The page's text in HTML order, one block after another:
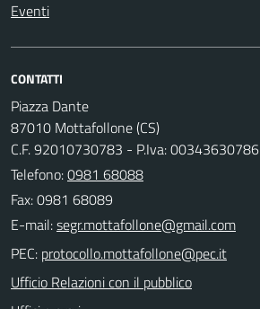
Eventi
CONTATTI
Piazza Dante
87010 Mottafollone (CS)
C.F. 92010730783 - P.Iva: 00343630786
Telefono:0981 68088
Fax: 0981 68089
E-mail:
PEC:
Ufficio Relazioni con il pubblico